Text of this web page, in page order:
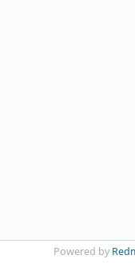
Powered by